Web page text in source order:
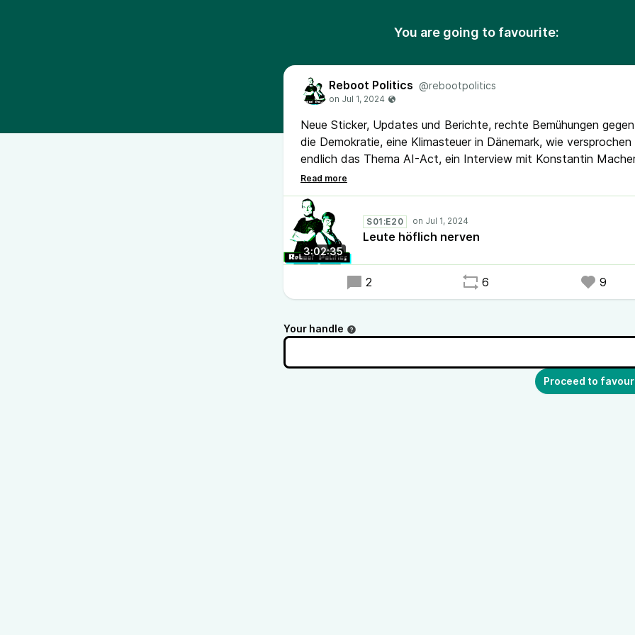
You are going to favourite:
Reboot Politics @rebootpolitics
Neue Sticker, Updates und Berichte, rechte Bemühungen gegen
die Demokratie, eine Klimasteuer in Dänemark, wie versprochen
endlich das Thema AI-Act, ein Interview mit Konstantin
zur Chatkontrolle, der Fall Julian Assange, Kritik an der
Majas nach Ungarn und noch vieles mehr bekommt ihr in der
Folge Reboot Politics.
3:02:35
S01:E20
Leute höflich nerven
2 6 9
Your handle
Proceed to